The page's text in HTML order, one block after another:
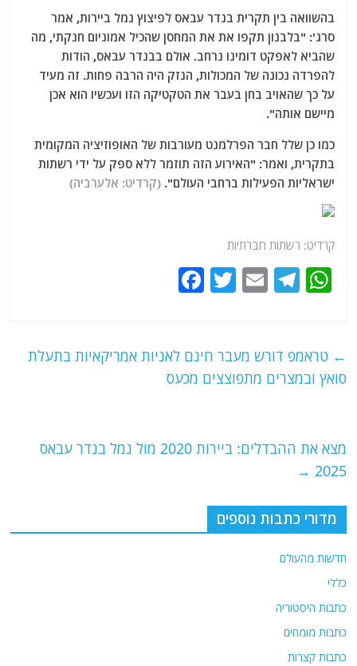
בהשוואה בין תקרית בנדר עבאס לפיצוץ נמל ביירות, אמר
סרג': "בלבנון תקפו את את המחסן שהכיל אמוניום חנקתי, מה
שהביא לאפקט דומינו נרחב. אולם בבנדר עבאס, הודות
להפרדה נכונה של המכולות, הנזק היה הרבה פחות. זה מעיד
על כך שהאויב בחן בעבר את הטקטיקה הזו ועכשיו הוא אכן
מיישם אותה".
כמו כן שלל חבר הפרלמנט מעורבות של האופוזיציה המקומית
בתקרית, ואמר: "האירוע הזה תוזמר ללא ספק על ידי רשתות
ישראליות הפעילות ברחבי העולם".(קרדיט: אלערביה)
קרדיט: רשתות חברתיות
W
s
A
T
g
ra
E
l
T
er
e
b
k
← טראמפ דורש מעבר חינם לאניות אמריקאיות בתעלת
סואץ ובמצרים מתפוצצים מכעס
מצא את ההבדלים: ביירות 2020 מול נמל בנדר עבאס
2025
→
מדורי כתבות נוספים
חדשות מהעולם
כללי
כתבות היסטוריה
כתבות מומחים
כתבות קצרות